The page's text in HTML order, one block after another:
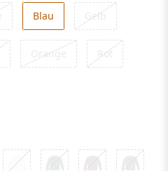
Blau Gelb
Orange Rot